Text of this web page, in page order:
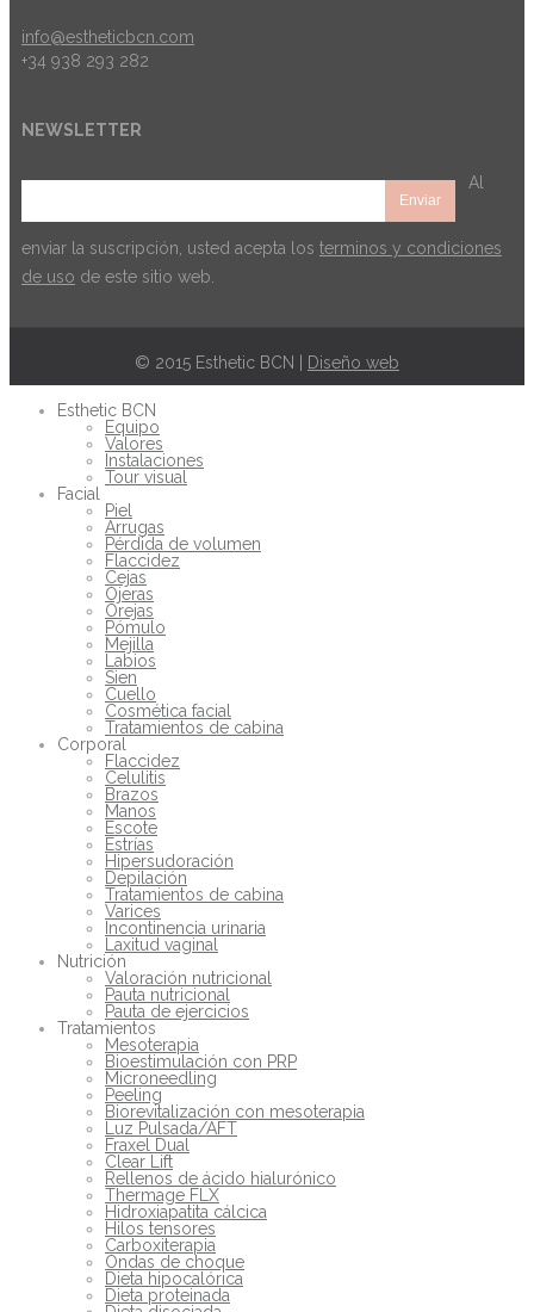
info@estheticbcn.com
+34 938 293 282
NEWSLETTER
Al
enviar la suscripción, usted acepta los terminos y condiciones
de uso de este sitio web.
© 2015 Esthetic BCN | Diseño web
Esthetic BCN
Equipo
Valores
Instalaciones
Tour visual
Facial
Piel
Arrugas
Pérdida de volumen
Flaccidez
Cejas
Ojeras
Orejas
Pómulo
Mejilla
Labios
Sien
Cuello
Cosmética facial
Tratamientos de cabina
Corporal
Flaccidez
Celulitis
Brazos
Manos
Escote
Estrías
Hipersudoración
Depilación
Tratamientos de cabina
Varices
Incontinencia urinaria
Laxitud vaginal
Nutrición
Valoración nutricional
Pauta nutricional
Pauta de ejercicios
Tratamientos
Mesoterapia
Bioestimulación con PRP
Microneedling
Peeling
Biorevitalización con mesoterapia
Luz Pulsada/AFT
Fraxel Dual
Clear Lift
Rellenos de ácido hialurónico
Thermage FLX
Hidroxiapatita cálcica
Hilos tensores
Carboxiterapia
Ondas de choque
Dieta hipocalórica
Dieta proteinada